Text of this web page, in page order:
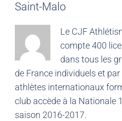
Saint-Malo
Le CJF
compte 400
dans tous les
de France individuels et
athlètes internationaux
club accède à la Nationale
saison 2016-2017.